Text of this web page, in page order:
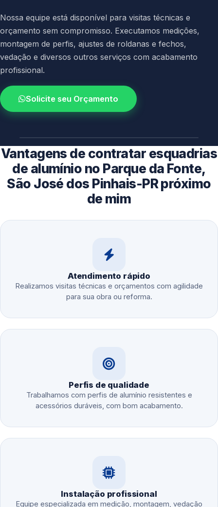
Nossa equipe está disponível para visitas técnicas e
orçamento sem compromisso. Executamos medições,
montagem de perfis, ajustes de roldanas e fechos,
vedação e diversos outros serviços com acabamento
profissional.
Solicite seu Orçamento
4.9 / 5.0
avaliacao dos clientes
Vantagens de contratar esquadrias
de alumínio no Parque da Fonte,
São José dos Pinhais-PR próximo
de mim
Atendimento rápido
Realizamos visitas técnicas e orçamentos com agilidade
para sua obra ou reforma.
Perfis de qualidade
Trabalhamos com perfis de alumínio resistentes e
acessórios duráveis, com bom acabamento.
Instalação profissional
Equipe especializada em medição, montagem, vedação